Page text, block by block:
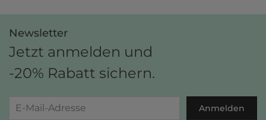
Newsletter
Jetzt anmelden und
-20% Rabatt sichern.
Anmelden